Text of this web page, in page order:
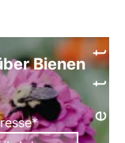
Bienen